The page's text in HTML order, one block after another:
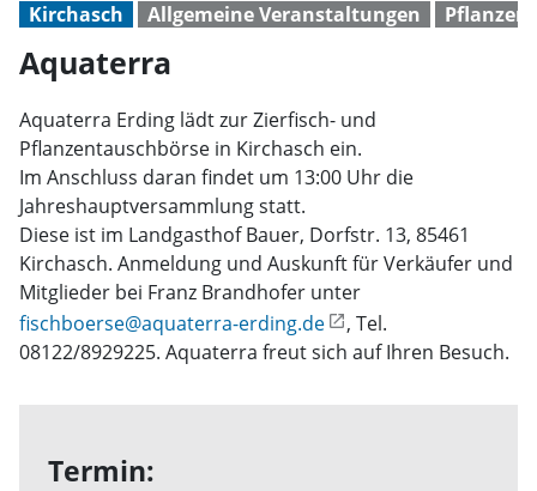
Kirchasch Allgemeine Veranstaltungen Pflanzen
Aquaterra
Aquaterra Erding lädt zur Zierfisch- und
Pflanzentauschbörse in Kirchasch ein.
Im Anschluss daran findet um 13:00 Uhr die
Jahreshauptversammlung statt.
Diese ist im Landgasthof Bauer, Dorfstr. 13, 85461
Kirchasch. Anmeldung und Auskunft für Verkäufer und
Mitglieder bei Franz Brandhofer unter
fischboerse@aquaterra-erding.de
, Tel.
08122/8929225. Aquaterra freut sich auf Ihren Besuch.
Termin: